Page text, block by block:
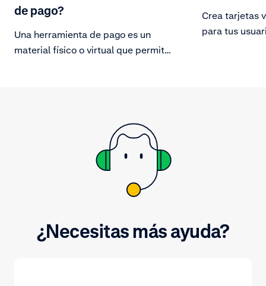
de pago?
Una herramienta de pago es un
material físico o virtual que permite
Crea tarjetas
para tus
¿Necesitas más ayuda?